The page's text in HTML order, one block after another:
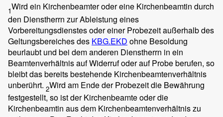
1Wird ein Kirchenbeamter oder eine Kirchenbeamtin durch
den Dienstherrn zur Ableistung eines
Vorbereitungsdienstes oder einer Probezeit außerhalb des
Geltungsbereiches des KBG.EKD ohne Besoldung
beurlaubt und bei dem anderen Dienstherrn in ein
Beamtenverhältnis auf Widerruf oder auf Probe berufen, so
bleibt das bereits bestehende Kirchenbeamtenverhältnis
unberührt. 2Wird am Ende der Probezeit die Bewährung
festgestellt, so ist der Kirchenbeamte oder die
Kirchenbeamtin aus dem Kirchenbeamtenverhältnis zu